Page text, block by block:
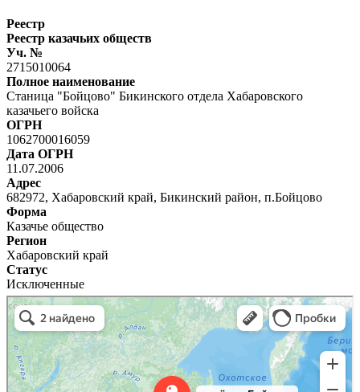
Реестр
Реестр казачьих обществ
Уч. №
2715010064
Полное наименование
Станица "Бойцово" Бикинского отдела Хабаровского
казачьего войска
ОГРН
1062700016059
Дата ОГРН
11.07.2006
Адрес
682972, Хабаровский край, Бикинский район, п.Бойцово
Форма
Казачье общество
Регион
Хабаровский край
Статус
Исключенные